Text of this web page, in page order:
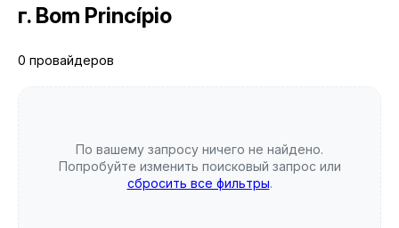
г. Bom Princípio
0 провайдеров
По вашему запросу ничего не найдено.
Попробуйте изменить поисковый запрос или
сбросить все фильтры.